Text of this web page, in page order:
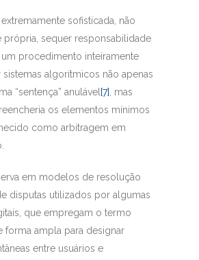
sofisticada, não
própria, sequer responsabilidade
um procedimento inteiramente
algorítmicos não apenas
“sentença” anulável[7], mas
os elementos mínimos
como arbitragem em
em modelos de resolução
disputas utilizados por algumas
que empregam o termo
forma ampla para designar
entre usuários e